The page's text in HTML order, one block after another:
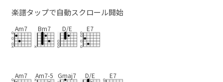
楽譜タップで自動スクロール開始
Am7 Bm7 D/E E7
Am7 Am7-5 Gmaj7 D/E E7